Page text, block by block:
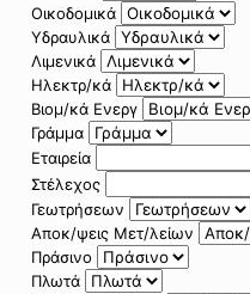
Οικοδομικά
Υδραυλικά
Λιμενικά
Ηλεκτρ/κά
Βιομ/κά Ενεργ
Γράμμα
Εταιρεία
Στέλεχος
Γεωτρήσεων
Αποκ/ψεις Μετ/λείων
Πράσινο
Πλωτά